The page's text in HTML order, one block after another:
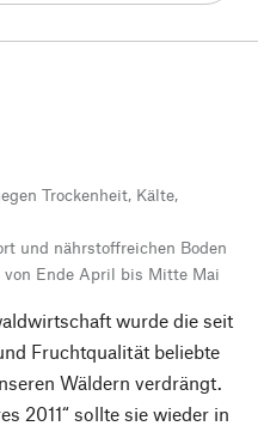
Trockenheit, Kälte,
und nährstoffreichen Boden
von Ende April bis Mitte Mai
wurde die seit
Fruchtqualität beliebte
Wäldern verdrängt.
2011“ sollte sie wieder in